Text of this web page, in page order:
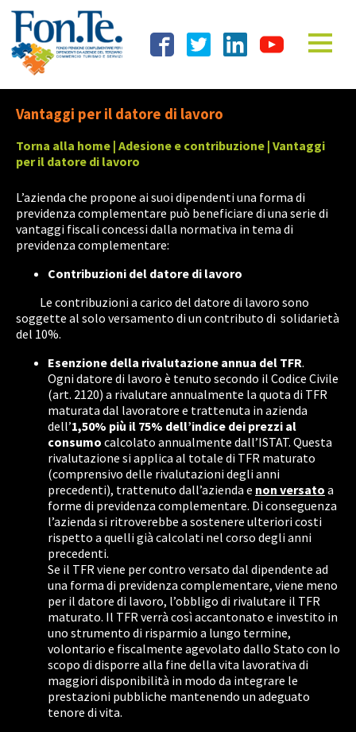
Vantaggi per il datore di lavoro
Torna alla home | Adesione e contribuzione | Vantaggi
per il datore di lavoro
L’azienda che propone ai suoi dipendenti una forma di
previdenza complementare può beneficiare di una serie di
vantaggi fiscali concessi dalla normativa in tema di
previdenza complementare:
Contribuzioni del datore di lavoro
Le contribuzioni a carico del datore di lavoro sono
soggette al solo versamento di un contributo di solidarietà
del 10%.
Esenzione della rivalutazione annua del TFR.
Ogni datore di lavoro è tenuto secondo il Codice Civile
(art. 2120) a rivalutare annualmente la quota di TFR
maturata dal lavoratore e trattenuta in azienda
dell’1,50% più il 75% dell’indice dei prezzi al
consumo calcolato annualmente dall’ISTAT. Questa
rivalutazione si applica al totale di TFR maturato
(comprensivo delle rivalutazioni degli anni
precedenti), trattenuto dall’azienda e non versato a
forme di previdenza complementare. Di conseguenza
l’azienda si ritroverebbe a sostenere ulteriori costi
rispetto a quelli già calcolati nel corso degli anni
precedenti.
Se il TFR viene per contro versato dal dipendente ad
una forma di previdenza complementare, viene meno
per il datore di lavoro, l’obbligo di rivalutare il TFR
maturato. Il TFR verrà così accantonato e investito in
uno strumento di risparmio a lungo termine,
volontario e fiscalmente agevolato dallo Stato con lo
scopo di disporre alla fine della vita lavorativa di
maggiori disponibilità in modo da integrare le
prestazioni pubbliche mantenendo un adeguato
tenore di vita.